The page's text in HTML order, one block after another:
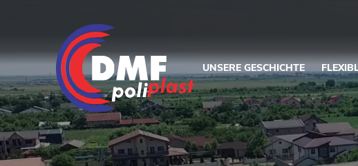
UNSERE GESCHICHTE